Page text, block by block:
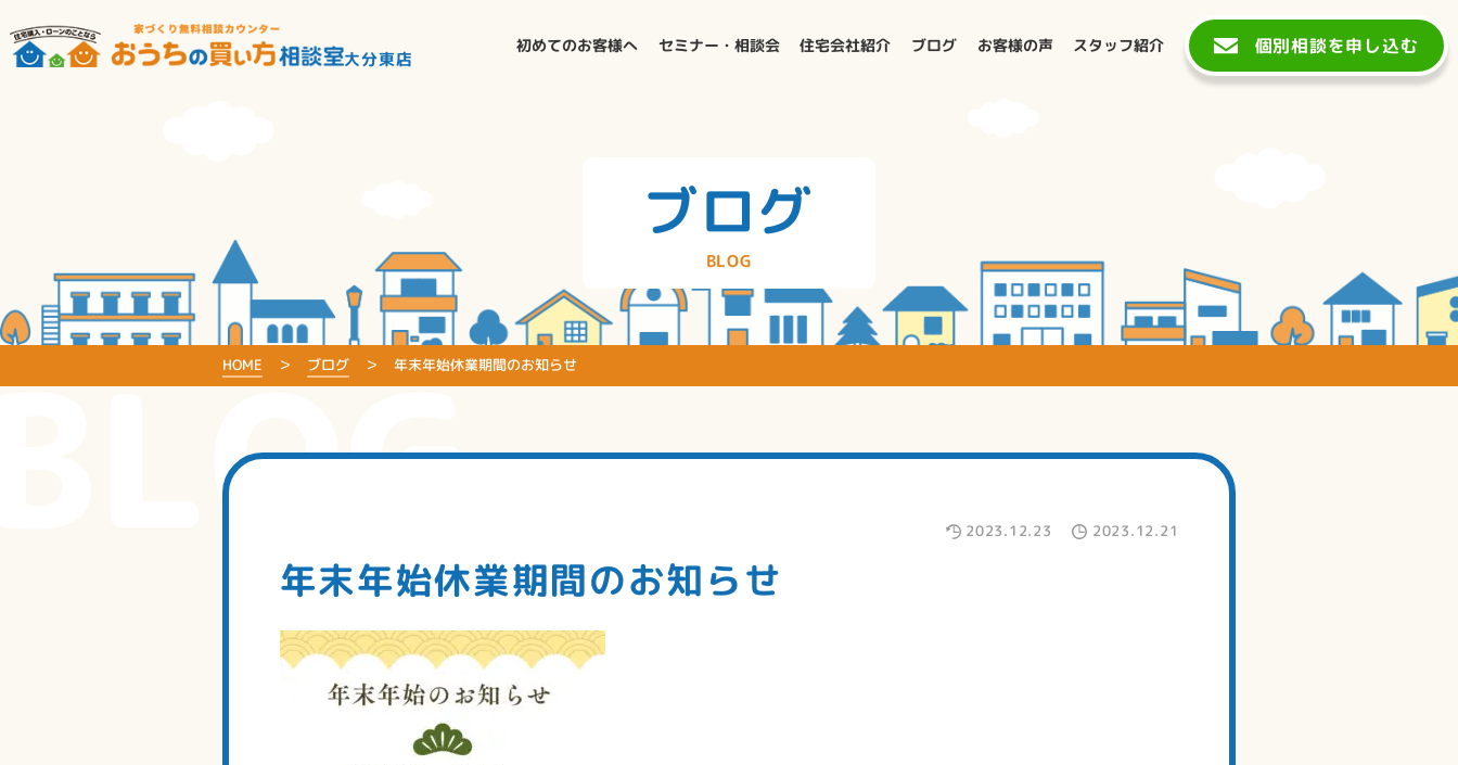
大分東店
初めてのお客様へ セミナー・相談会 住宅会社紹介 ブログ お客様の声 スタッフ紹介 個別相談を申し込む
ブログ
BLOG
HOME ブログ 年末年始休業期間のお知らせ
2023.12.23 2023.12.21
年末年始休業期間のお知らせ